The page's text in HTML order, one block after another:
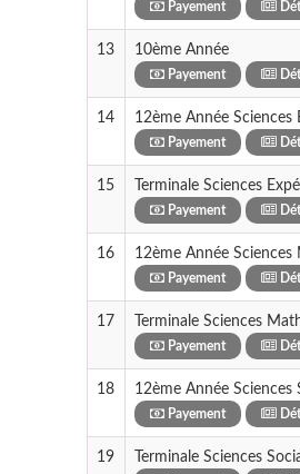
Payement
13 10ème Année
Payement
14 12ème Année Sciences
Payement
15 Terminale Sciences
Payement
16 12ème Année
Payement
17 Terminale Sciences
Payement
18 12ème Année Sciences
Payement
19 Terminale Sciences